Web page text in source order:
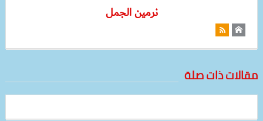
نرمين الجمل
مقالات ذات صلة